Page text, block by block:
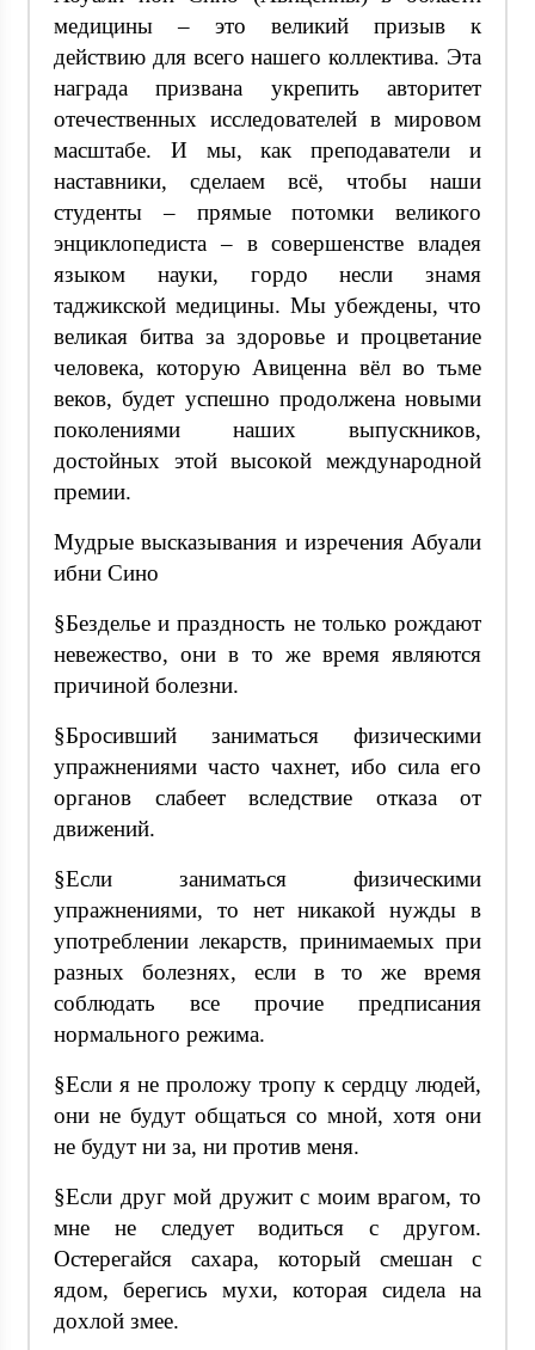
медицины – это великий призыв к
действию для всего нашего коллектива. Эта
награда призвана укрепить авторитет
отечественных исследователей в мировом
масштабе. И мы, как преподаватели и
наставники, сделаем всё, чтобы наши
студенты – прямые потомки великого
энциклопедиста – в совершенстве владея
языком науки, гордо несли знамя
таджикской медицины. Мы убеждены, что
великая битва за здоровье и процветание
человека, которую Авиценна вёл во тьме
веков, будет успешно продолжена новыми
поколениями наших выпускников,
достойных этой высокой международной
премии.
Мудрые высказывания и изречения Абуали
ибни Сино
§Безделье и праздность не только рождают
невежество, они в то же время являются
причиной болезни.
§Бросивший заниматься физическими
упражнениями часто чахнет, ибо сила его
органов слабеет вследствие отказа от
движений.
§Если заниматься физическими
упражнениями, то нет никакой нужды в
употреблении лекарств, принимаемых при
разных болезнях, если в то же время
соблюдать все прочие предписания
нормального режима.
§Если я не проложу тропу к сердцу людей,
они не будут общаться со мной, хотя они
не будут ни за, ни против меня.
§Если друг мой дружит с моим врагом, то
мне не следует водиться с другом.
Остерегайся сахара, который смешан с
ядом, берегись мухи, которая сидела на
дохлой змее.